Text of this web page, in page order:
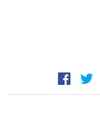
#BASKETISEDUCATION
10ª